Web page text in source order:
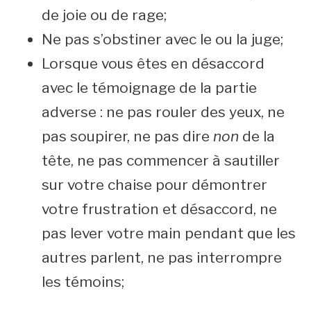
de joie ou de rage;
Ne pas s’obstiner avec le ou la juge;
Lorsque vous êtes en désaccord
avec le témoignage de la partie
adverse : ne pas rouler des yeux, ne
pas soupirer, ne pas dire non de la
tête, ne pas commencer à sautiller
sur votre chaise pour démontrer
votre frustration et désaccord, ne
pas lever votre main pendant que les
autres parlent, ne pas interrompre
les témoins;